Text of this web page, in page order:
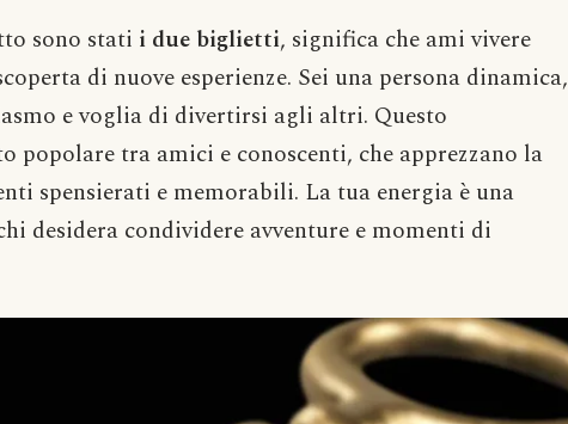
sono stati i due biglietti, significa che ami vivere
di nuove esperienze. Sei una persona dinamica,
e voglia di divertirsi agli altri. Questo
popolare tra amici e conoscenti, che apprezzano la
spensierati e memorabili. La tua energia è una
desidera condividere avventure e momenti di